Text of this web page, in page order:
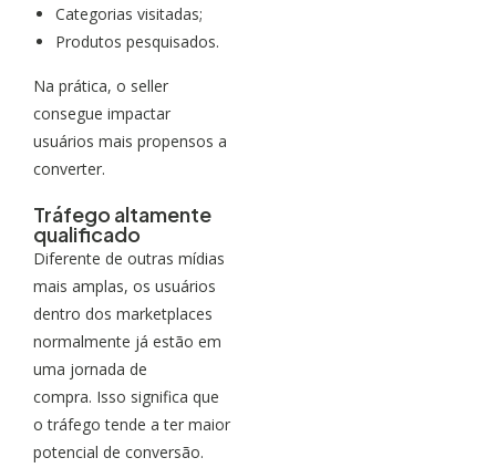
Categorias visitadas;
Produtos pesquisados.
Na prática, o seller
consegue impactar
usuários mais propensos a
converter.
Tráfego altamente
qualificado
Diferente de outras mídias
mais amplas, os usuários
dentro dos marketplaces
normalmente já estão em
uma jornada de
compra. Isso significa que
o tráfego tende a ter maior
potencial de conversão.